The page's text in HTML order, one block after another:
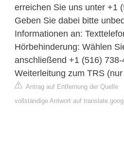
erreichen Sie uns unter +1
Geben Sie dabei bitte
Informationen an:
Hörbehinderung: Wählen
anschließend ​+1 (516)
Weiterleitung zum TRS
Antrag auf Entfernung der Quelle
vollständige Antwort auf